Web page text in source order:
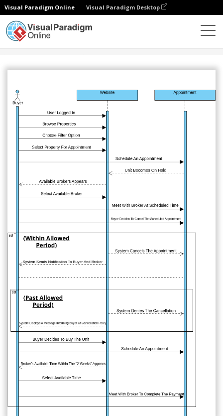
Visual Paradigm Online Visual Paradigm Desktop